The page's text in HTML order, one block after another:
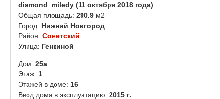
diamond_miledy (11 октября 2018 года)
Общая площадь: 290.9 м2
Город: Нижний Новгород
Район: Советский
Улица: Генкиной
Дом: 25а
Этаж: 1
Этажей в доме: 16
Ввод дома в эксплуатацию: 2015 г.